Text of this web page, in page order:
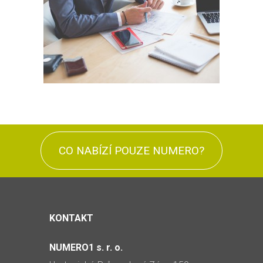
CO NABÍZÍ POUZE NUMERO?
KONTAKT
NUMERO1 s. r. o.